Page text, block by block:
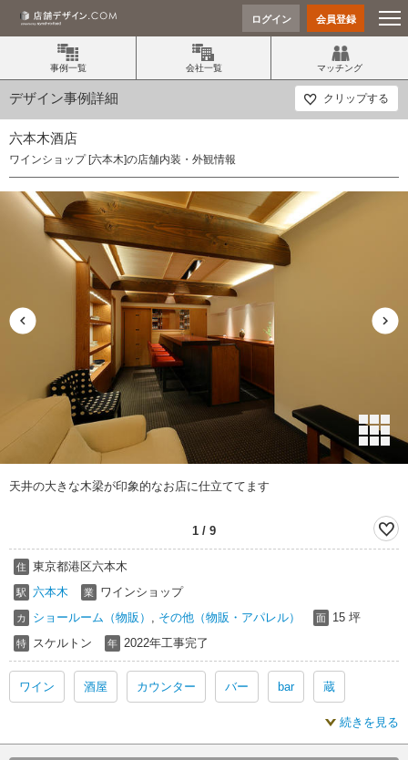
ログイン 会員登録
事例一覧 会社一覧 マッチング
デザイン事例詳細 クリップする
六本木酒店
ワインショップ [六本木]の店舗内装・外観情報
天井の大きな木梁が印象的なお店に仕立ててます
1 / 9
住 東京都港区六本木
駅 六本木 業 ワインショップ
カ ショールーム（物販） その他（物販・アパレル） 面 15 坪
特 スケルトン 年 2022年工事完了
ワイン 酒屋 カウンター バー bar 蔵
バー ワイン続きを見る